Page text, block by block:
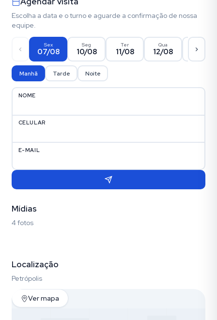
Escolha a data e o turno e aguarde a confirmação de nossa
equipe.
Sex
07/08
Seg
10/08
Ter
11/08
Qua
12/08 13/08
Manhã Tarde Noite
NOME
CELULAR
E-MAIL
Mídias
4 fotos
Localização
Petrópolis
Ver mapa